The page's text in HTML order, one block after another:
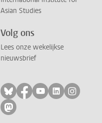
Asian Studies
Volg ons
Lees onze wekelijkse
nieuwsbrief
Volg ons op bluesky
Volg ons op
Volg ons op
Volg ons
Volg
Volg ons op mastodon